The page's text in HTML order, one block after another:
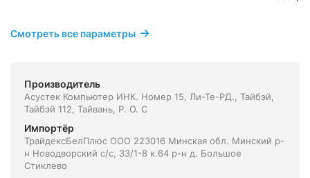
Смотреть все параметры
Производитель
Асустек Компьютер ИНК. Номер 15, Ли-Те-РД., Тайбэй,
Тайбэй 112, Тайвань, Р. О. С
Импортёр
ТрайдексБелПлюс ООО 223016 Минская обл. Минский р-
н Новодворский с/с, 33/1-8 к.64 р-н д. Большое
Стиклево